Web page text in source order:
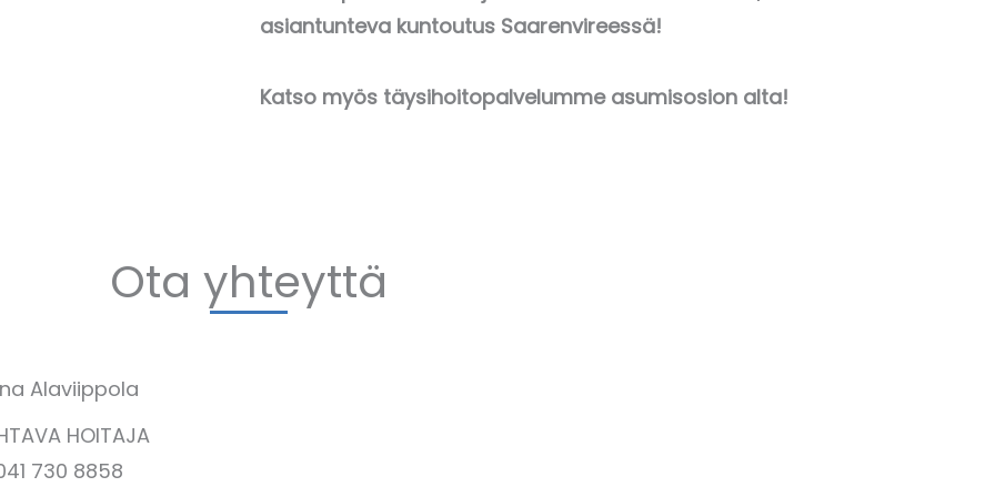
asiantunteva kuntoutus Saarenvireessä!
Katso myös täysihoitopalvelumme asumisosion alta!
Ota yhteyttä
Alaviippola
HOITAJA
730 8858